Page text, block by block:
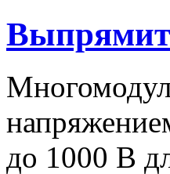
до 1000 В